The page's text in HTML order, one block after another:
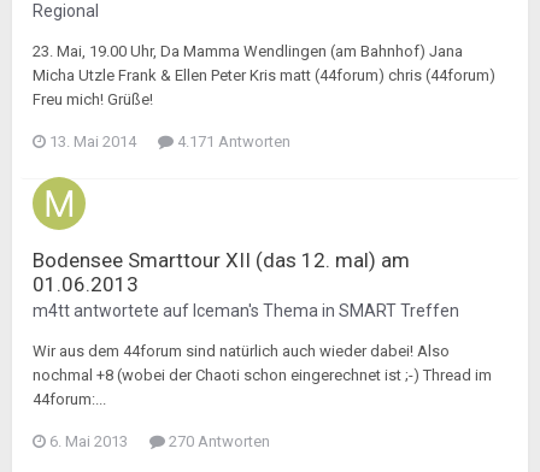
Regional
23. Mai, 19.00 Uhr, Da Mamma Wendlingen (am Bahnhof) Jana
Micha Utzle Frank & Ellen Peter Kris matt (44forum) chris (44forum)
Freu mich! Grüße!
13. Mai 2014 4.171 Antworten
Bodensee Smarttour XII (das 12. mal) am
01.06.2013
m4ttantwortete auf Iceman's Thema in SMART Treffen
Wir aus dem 44forum sind natürlich auch wieder dabei! Also
nochmal +8 (wobei der Chaoti schon eingerechnet ist ;-) Thread im
44forum:...
6. Mai 2013 270 Antworten